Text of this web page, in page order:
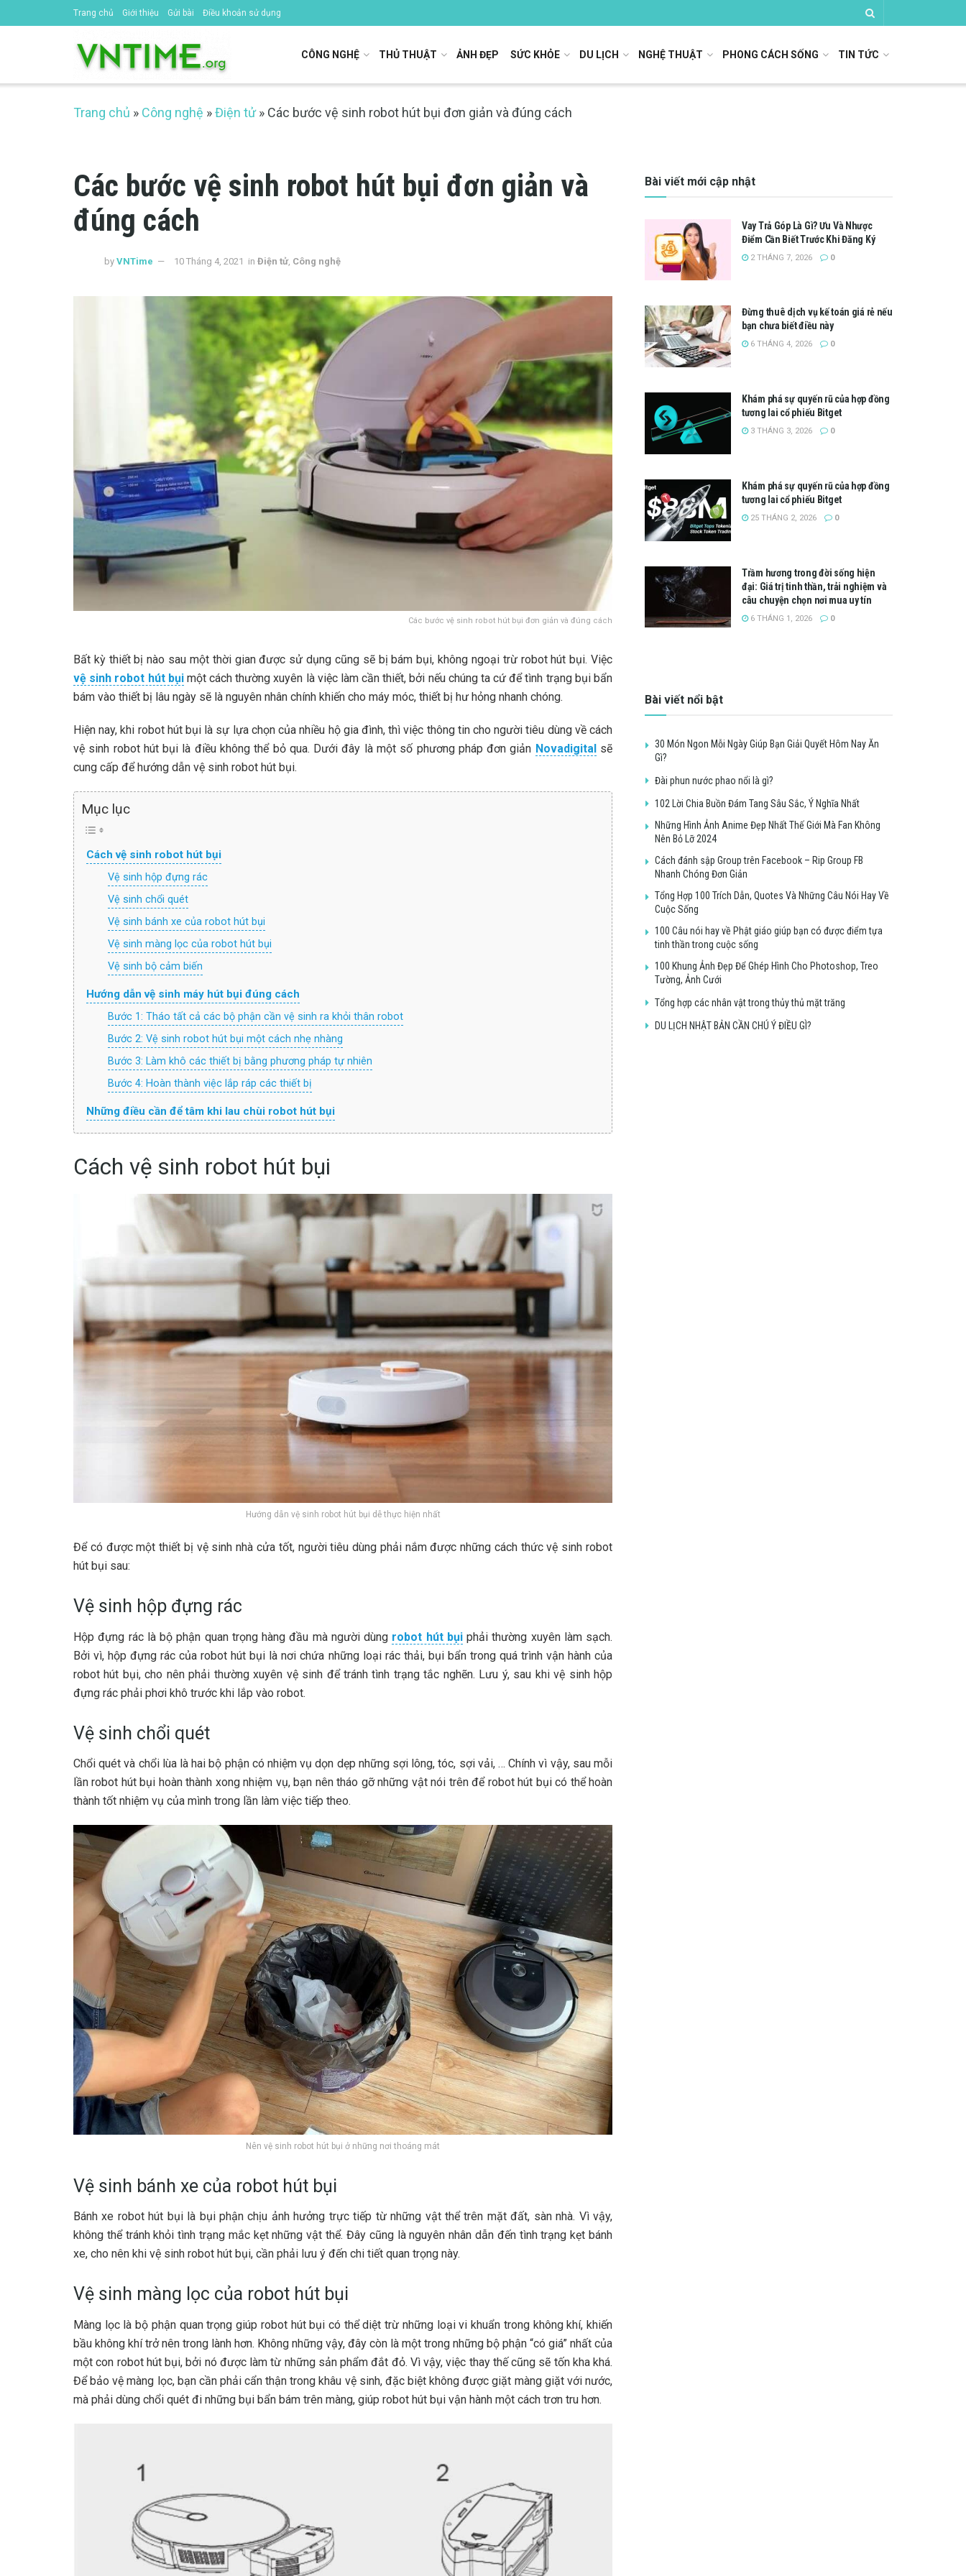
Trang chủ Giới thiệu Gửi bài Điều khoản sử dụng
CÔNG NGHỆ THỦ THUẬT ẢNH ĐẸP SỨC KHỎE DU LỊCH NGHỆ THUẬT PHONG CÁCH SỐNG TIN TỨC
Trang chủ » Công nghệ »Điện tử» Các bước vệ sinh robot hút bụi đơn giản và đúng cách
Các bước vệ sinh robot hút bụi đơn giản và
đúng cách
by VNTime 10 Tháng 4, 2021 in Điện tử, Công nghệ
Các bước vệ sinh robot hút bụi đơn giản và đúng cách
Bất kỳ thiết bị nào sau một thời gian được sử dụng cũng sẽ bị bám bụi, không ngoại trừ robot hút bụi. Việc
vệ sinh robot hút bụimột cách thường xuyên là việc làm cần thiết, bởi nếu chúng ta cứ để tình trạng bụi bẩn
bám vào thiết bị lâu ngày sẽ là nguyên nhân chính khiến cho máy móc, thiết bị hư hỏng nhanh chóng.
Hiện nay, khi robot hút bụi là sự lựa chọn của nhiều hộ gia đình, thì việc thông tin cho người tiêu dùng về cách
vệ sinh robot hút bụi là điều không thể bỏ qua. Dưới đây là một số phương pháp đơn giản Novadigital sẽ
cung cấp để hướng dẫn vệ sinh robot hút bụi.
Mục lục
Cách vệ sinh robot hút bụi
Vệ sinh hộp đựng rác
Vệ sinh chổi quét
Vệ sinh bánh xe của robot hút bụi
Vệ sinh màng lọc của robot hút bụi
Vệ sinh bộ cảm biến
Hướng dẫn vệ sinh máy hút bụi đúng cách
Bước 1: Tháo tất cả các bộ phận cần vệ sinh ra khỏi thân robot
Bước 2: Vệ sinh robot hút bụi một cách nhẹ nhàng
Bước 3: Làm khô các thiết bị bằng phương pháp tự nhiên
Bước 4: Hoàn thành việc lắp ráp các thiết bị
Những điều cần để tâm khi lau chùi robot hút bụi
Cách vệ sinh robot hút bụi
Hướng dẫn vệ sinh robot hút bụi dễ thực hiện nhất
Để có được một thiết bị vệ sinh nhà cửa tốt, người tiêu dùng phải nắm được những cách thức vệ sinh robot
hút bụi sau:
Vệ sinh hộp đựng rác
Hộp đựng rác là bộ phận quan trọng hàng đầu mà người dùng robot hút bụiphải thường xuyên làm sạch.
Bởi vì, hộp đựng rác của robot hút bụi là nơi chứa những loại rác thải, bụi bẩn trong quá trình vận hành của
robot hút bụi, cho nên phải thường xuyên vệ sinh để tránh tình trạng tắc nghẽn. Lưu ý, sau khi vệ sinh hộp
đựng rác phải phơi khô trước khi lắp vào robot.
Vệ sinh chổi quét
Chổi quét và chổi lùa là hai bộ phận có nhiệm vụ dọn dẹp những sợi lông, tóc, sợi vải, … Chính vì vậy, sau mỗi
lần robot hút bụi hoàn thành xong nhiệm vụ, bạn nên tháo gỡ những vật nói trên để robot hút bụi có thể hoàn
thành tốt nhiệm vụ của mình trong lần làm việc tiếp theo.
Nên vệ sinh robot hút bụi ở những nơi thoáng mát
Vệ sinh bánh xe của robot hút bụi
Bánh xe robot hút bụi là bụi phận chịu ảnh hưởng trực tiếp từ những vật thể trên mặt đất, sàn nhà. Vì vậy,
không thể tránh khỏi tình trạng mắc kẹt những vật thể. Đây cũng là nguyên nhân dẫn đến tình trạng kẹt bánh
xe, cho nên khi vệ sinh robot hút bụi, cần phải lưu ý đến chi tiết quan trọng này.
Vệ sinh màng lọc của robot hút bụi
Màng lọc là bộ phận quan trọng giúp robot hút bụi có thể diệt trừ những loại vi khuẩn trong không khí, khiến
bầu không khí trở nên trong lành hơn. Không những vậy, đây còn là một trong những bộ phận “có giá” nhất của
một con robot hút bụi, bởi nó được làm từ những sản phẩm đắt đỏ. Vì vậy, việc thay thế cũng sẽ tốn kha khá.
Để bảo vệ màng lọc, bạn cần phải cẩn thận trong khâu vệ sinh, đặc biệt không được giặt màng giặt với nước,
mà phải dùng chổi quét đi những bụi bẩn bám trên màng, giúp robot hút bụi vận hành một cách trơn tru hơn.
Bài viết mới cập nhật
Vay Trả Góp Là Gì? Ưu Và Nhược
Điểm Cần Biết Trước Khi Đăng Ký
2 THÁNG 7, 2026 0
Đừng thuê dịch vụ kế toán giá rẻ nếu
bạn chưa biết điều này
6 THÁNG 4, 2026 0
Khám phá sự quyến rũ của hợp đồng
tương lai cổ phiếu Bitget
3 THÁNG 3, 2026 0
Khám phá sự quyến rũ của hợp đồng
tương lai cổ phiếu Bitget
25 THÁNG 2, 2026 0
Trầm hương trong đời sống hiện
đại: Giá trị tinh thần, trải nghiệm và
câu chuyện chọn nơi mua uy tín
6 THÁNG 1, 2026 0
Bài viết nổi bật
30 Món Ngon Mỗi Ngày Giúp Bạn Giải Quyết Hôm Nay Ăn
Gì?
Đài phun nước phao nổi là gì?
102 Lời Chia Buồn Đám Tang Sâu Sắc, Ý Nghĩa Nhất
Những Hình Ảnh Anime Đẹp Nhất Thế Giới Mà Fan Không
Nên Bỏ Lỡ 2024
Cách đánh sập Group trên Facebook – Rip Group FB
Nhanh Chóng Đơn Giản
Tổng Hợp 100 Trích Dẫn, Quotes Và Những Câu Nói Hay Về
Cuộc Sống
100 Câu nói hay về Phật giáo giúp bạn có được điểm tựa
tinh thần trong cuộc sống
100 Khung Ảnh Đẹp Để Ghép Hình Cho Photoshop, Treo
Tường, Ảnh Cưới
Tổng hợp các nhân vật trong thủy thủ mặt trăng
DU LỊCH NHẬT BẢN CẦN CHÚ Ý ĐIỀU GÌ?